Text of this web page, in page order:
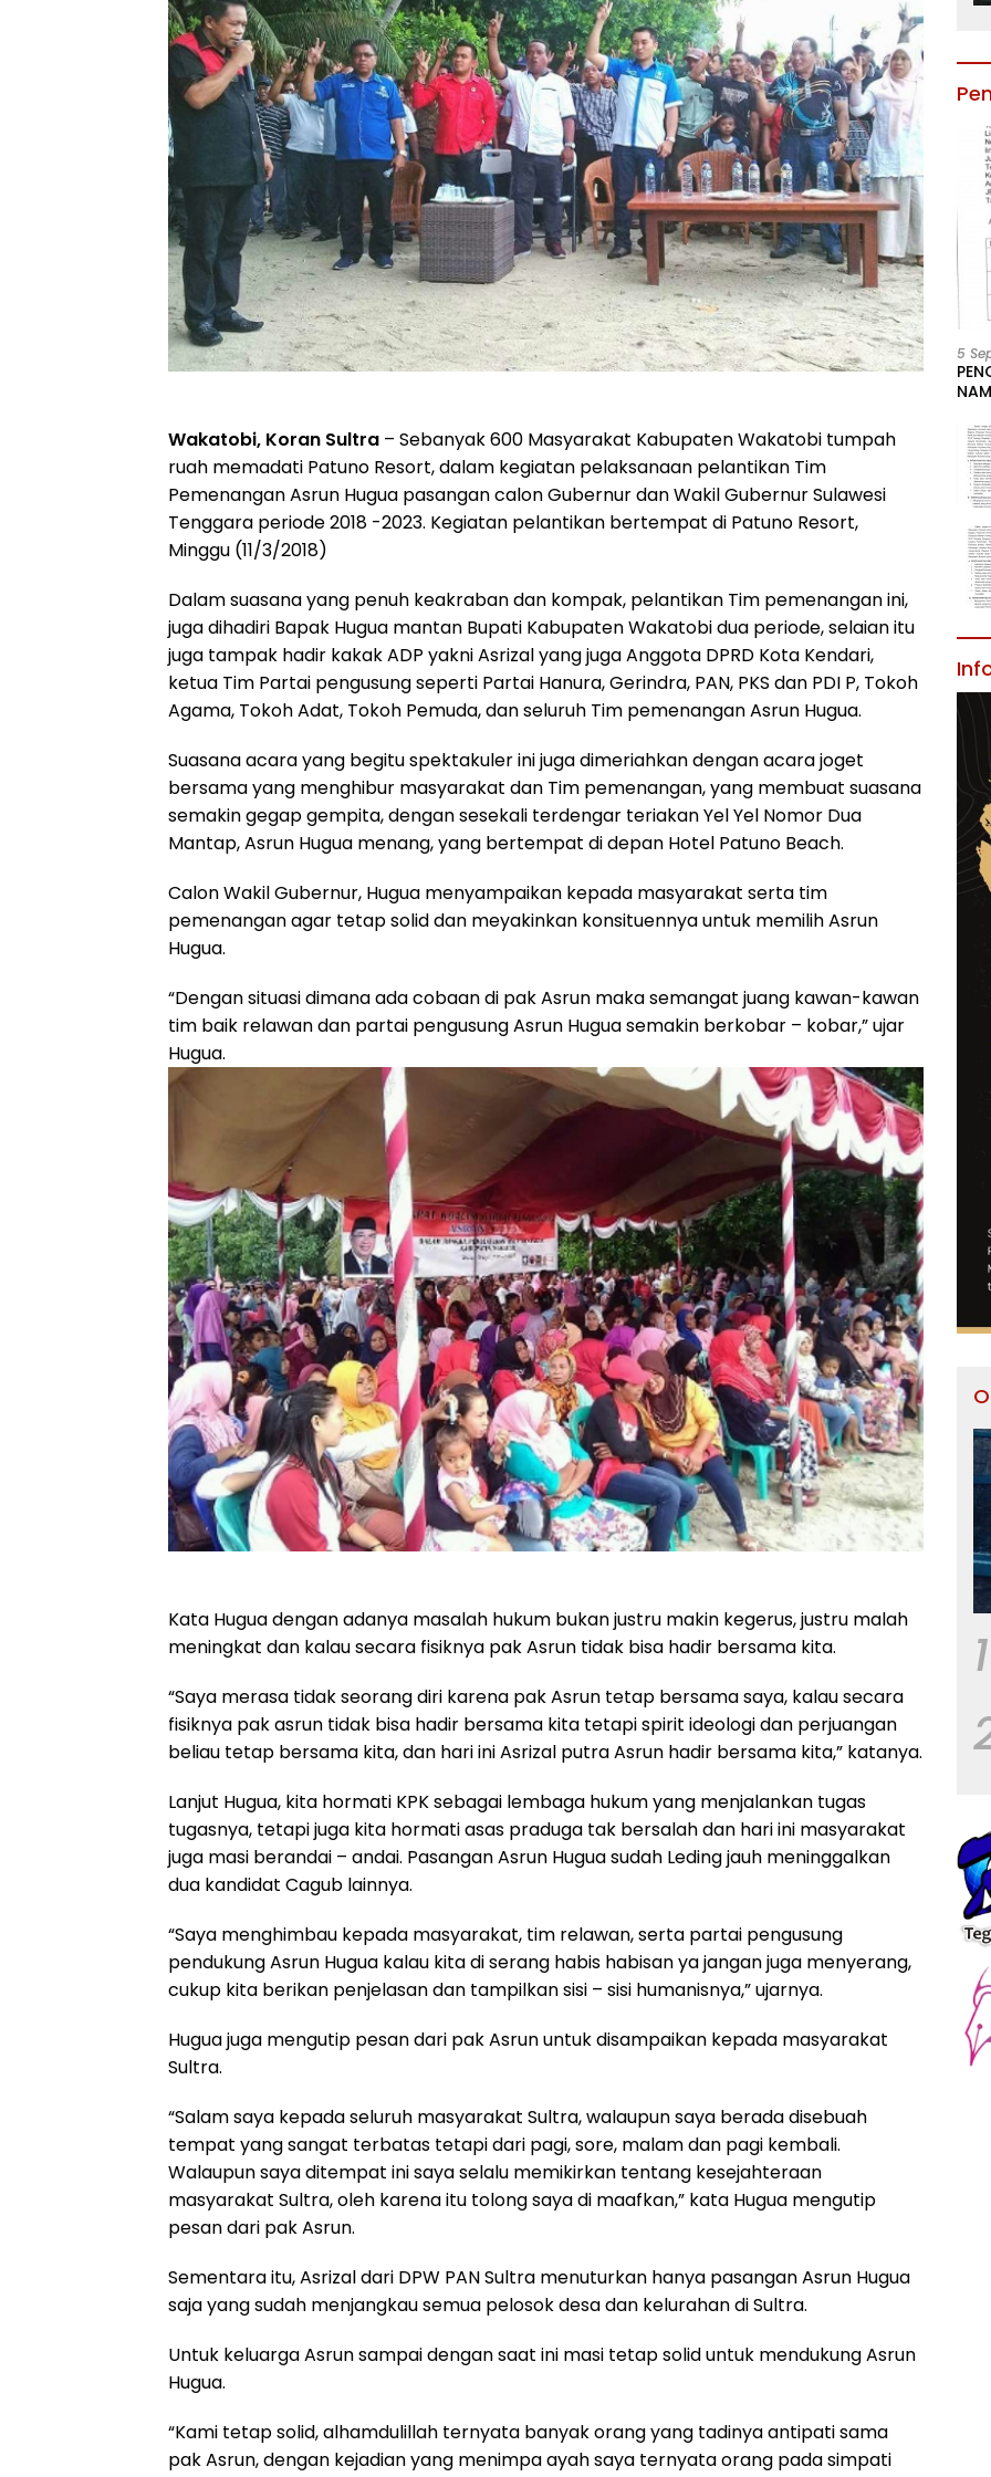
Wakatobi, Koran Sultra – Sebanyak 600 Masyarakat Kabupaten Wakatobi tumpah
ruah memadati Patuno Resort, dalam kegiatan pelaksanaan pelantikan Tim
Pemenangan Asrun Hugua pasangan calon Gubernur dan Wakil Gubernur Sulawesi
Tenggara periode 2018 -2023. Kegiatan pelantikan bertempat di Patuno Resort,
Minggu (11/3/2018)
Dalam suasana yang penuh keakraban dan kompak, pelantikan Tim pemenangan ini,
juga dihadiri Bapak Hugua mantan Bupati Kabupaten Wakatobi dua periode, selaian itu
juga tampak hadir kakak ADP yakni Asrizal yang juga Anggota DPRD Kota Kendari,
ketua Tim Partai pengusung seperti Partai Hanura, Gerindra, PAN, PKS dan PDI P, Tokoh
Agama, Tokoh Adat, Tokoh Pemuda, dan seluruh Tim pemenangan Asrun Hugua.
Suasana acara yang begitu spektakuler ini juga dimeriahkan dengan acara joget
bersama yang menghibur masyarakat dan Tim pemenangan, yang membuat suasana
semakin gegap gempita, dengan sesekali terdengar teriakan Yel Yel Nomor Dua
Mantap, Asrun Hugua menang, yang bertempat di depan Hotel Patuno Beach.
Calon Wakil Gubernur, Hugua menyampaikan kepada masyarakat serta tim
pemenangan agar tetap solid dan meyakinkan konsituennya untuk memilih Asrun
Hugua.
“Dengan situasi dimana ada cobaan di pak Asrun maka semangat juang kawan-kawan
tim baik relawan dan partai pengusung Asrun Hugua semakin berkobar – kobar,” ujar
Hugua.
Kata Hugua dengan adanya masalah hukum bukan justru makin kegerus, justru malah
meningkat dan kalau secara fisiknya pak Asrun tidak bisa hadir bersama kita.
“Saya merasa tidak seorang diri karena pak Asrun tetap bersama saya, kalau secara
fisiknya pak asrun tidak bisa hadir bersama kita tetapi spirit ideologi dan perjuangan
beliau tetap bersama kita, dan hari ini Asrizal putra Asrun hadir bersama kita,” katanya.
Lanjut Hugua, kita hormati KPK sebagai lembaga hukum yang menjalankan tugas
tugasnya, tetapi juga kita hormati asas praduga tak bersalah dan hari ini masyarakat
juga masi berandai – andai. Pasangan Asrun Hugua sudah Leding jauh meninggalkan
dua kandidat Cagub lainnya.
“Saya menghimbau kepada masyarakat, tim relawan, serta partai pengusung
pendukung Asrun Hugua kalau kita di serang habis habisan ya jangan juga menyerang,
cukup kita berikan penjelasan dan tampilkan sisi – sisi humanisnya,” ujarnya.
Hugua juga mengutip pesan dari pak Asrun untuk disampaikan kepada masyarakat
Sultra.
“Salam saya kepada seluruh masyarakat Sultra, walaupun saya berada disebuah
tempat yang sangat terbatas tetapi dari pagi, sore, malam dan pagi kembali.
Walaupun saya ditempat ini saya selalu memikirkan tentang kesejahteraan
masyarakat Sultra, oleh karena itu tolong saya di maafkan,” kata Hugua mengutip
pesan dari pak Asrun.
Sementara itu, Asrizal dari DPW PAN Sultra menuturkan hanya pasangan Asrun Hugua
saja yang sudah menjangkau semua pelosok desa dan kelurahan di Sultra.
Untuk keluarga Asrun sampai dengan saat ini masi tetap solid untuk mendukung Asrun
Hugua.
“Kami tetap solid, alhamdulillah ternyata banyak orang yang tadinya antipati sama
pak Asrun, dengan kejadian yang menimpa ayah saya ternyata orang pada simpati
5
1